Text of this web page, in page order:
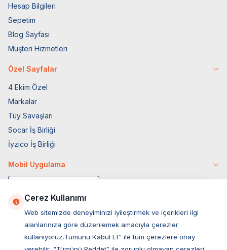
Hesap Bilgileri
Sepetim
Blog Sayfası
Müşteri Hizmetleri
Özel Sayfalar
4 Ekim Özel
Markalar
Tüy Savaşları
Socar İş Birliği
İyzico İş Birliği
Mobil Uygulama
Çerez Kullanımı
Web sitemizde deneyiminizi iyileştirmek ve içerikleri ilgi
alanlarınıza göre düzenlemek amacıyla çerezler
kullanıyoruz.Tümünü Kabul Et” ile tüm çerezlere onay